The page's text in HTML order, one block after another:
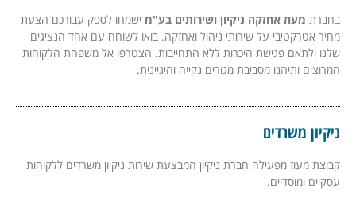
בחברת מעוז אחזקה ניקיון ושירותים בע"מ ישמחו לספק עבורכם הצעת
מחיר אטרקטיבי על שירותי ניהול ואחזקה. בואו לשוחח עם אחד הנציגים
שלנו ולתאם פגישת היכרות ללא התחייבות. הצטרפו אל משפחת הלקוחות
המרוצים ותיהנו מסביבת מגורים נקייה והיגיינית.
ניקיון משרדים
קבוצת מעוז מפעילה חברת ניקיון המבצעת שירות ניקיון משרדים ללקוחות
עסקיים ומוסדיים.